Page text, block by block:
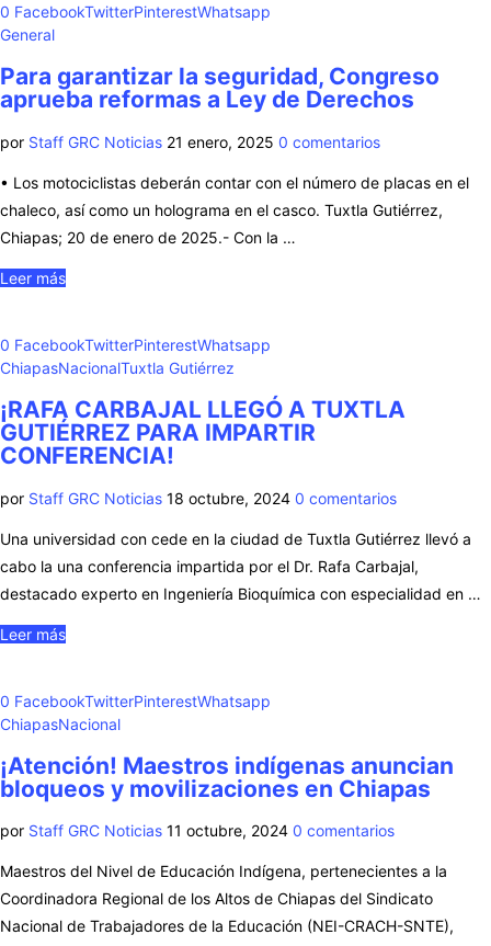
0 FacebookTwitterPinterestWhatsapp
General
Para garantizar la seguridad, Congreso
aprueba reformas a Ley de Derechos
por Staff GRC Noticias 21 enero, 2025 0 comentarios
• Los motociclistas deberán contar con el número de placas en el
chaleco, así como un holograma en el casco. Tuxtla Gutiérrez,
Chiapas; 20 de enero de 2025.- Con la …
Leer más
0 FacebookTwitterPinterestWhatsapp
ChiapasNacionalTuxtla Gutiérrez
¡RAFA CARBAJAL LLEGÓ A TUXTLA
GUTIÉRREZ PARA IMPARTIR
CONFERENCIA!
por Staff GRC Noticias 18 octubre, 2024 0 comentarios
Una universidad con cede en la ciudad de Tuxtla Gutiérrez llevó a
cabo la una conferencia impartida por el Dr. Rafa Carbajal,
destacado experto en Ingeniería Bioquímica con especialidad en …
Leer más
0 FacebookTwitterPinterestWhatsapp
ChiapasNacional
¡Atención! Maestros indígenas anuncian
bloqueos y movilizaciones en Chiapas
por Staff GRC Noticias 11 octubre, 2024 0 comentarios
Maestros del Nivel de Educación Indígena, pertenecientes a la
Coordinadora Regional de los Altos de Chiapas del Sindicato
Nacional de Trabajadores de la Educación (NEI-CRACH-SNTE),